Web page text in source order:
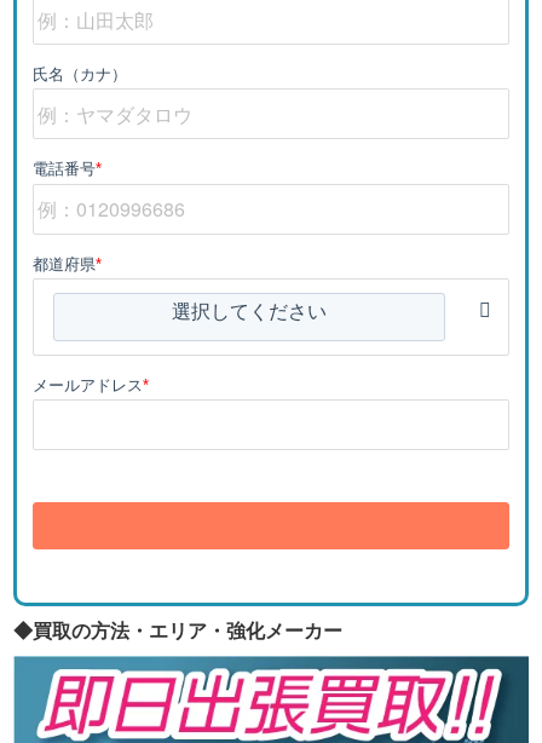
氏名（カナ）
電話番号*
都道府県*
選択してください
メールアドレス*
◆買取の方法・エリア・強化メーカー